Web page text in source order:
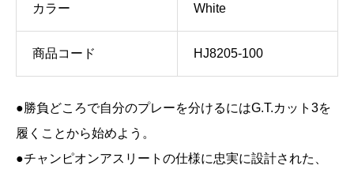
カラー White
商品コード HJ8205-100
●勝負どころで自分のプレーを分けるにはG.T.カット3を
履くことから始めよう。
●チャンピオンアスリートの仕様に忠実に設計された、